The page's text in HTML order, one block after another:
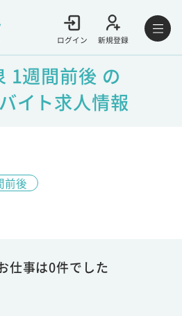
ログイン 新規登録
1週間前後 の
イト求人情報
前後
仕事は0件でした